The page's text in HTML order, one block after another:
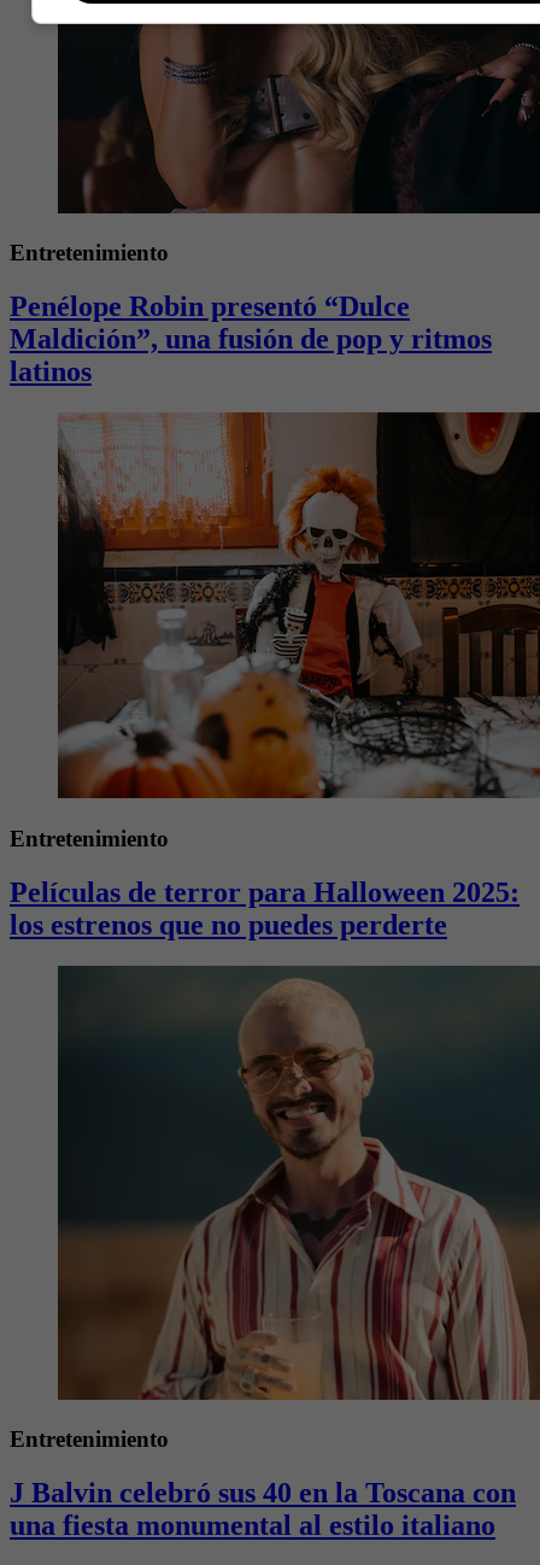
Entretenimiento
Penélope Robin presentó “Dulce
Maldición”, una fusión de pop y ritmos
latinos
Entretenimiento
Películas de terror para Halloween 2025:
los estrenos que no puedes perderte
Entretenimiento
J Balvin celebró sus 40 en la Toscana con
una fiesta monumental al estilo italiano